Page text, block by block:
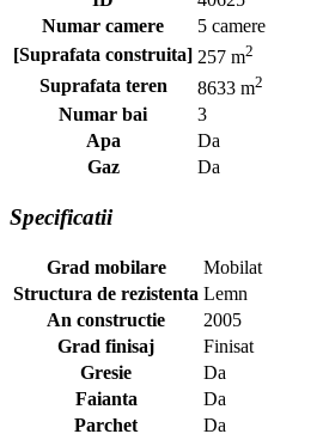
Numar camere
5 camere
[Suprafata construita] 257 m2
Suprafata teren 8633 m2
Numar bai
3
Apa
Da
Gaz
Da
Specificatii
Grad mobilare
Mobilat
Structura de rezistenta Lemn
An constructie
2005
Grad finisaj
Finisat
Gresie
Da
Faianta
Da
Parchet
Da